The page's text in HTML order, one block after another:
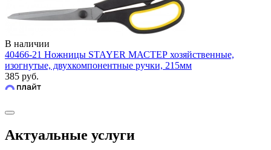
В наличии
40466-21 Ножницы STAYER МАСТЕР хозяйственные,
изогнутые, двухкомпонентные ручки, 215мм
385 руб.
Актуальные услуги